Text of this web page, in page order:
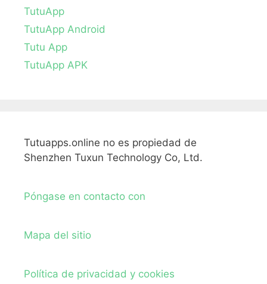
TutuApp
TutuApp Android
Tutu App
TutuApp APK
Tutuapps.online no es propiedad de
Shenzhen Tuxun Technology Co, Ltd.
Póngase en contacto con
Mapa del sitio
Política de privacidad y cookies